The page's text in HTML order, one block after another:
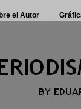
el Autor